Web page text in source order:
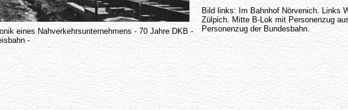
Bild links: Im Bahnhof Nörvenich. Links
Zülpich. Mitte B-Lok mit Personenzug
Personenzug der Bundesbahn.
eines Nahverkehrsunternehmens - 70 Jahre DKB -
-